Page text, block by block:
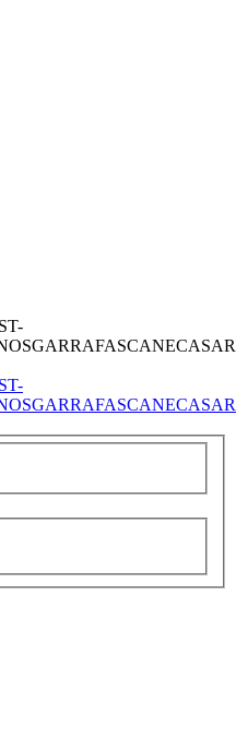
T-
GARRAFASCANECASAR
T-
GARRAFASCANECASAR